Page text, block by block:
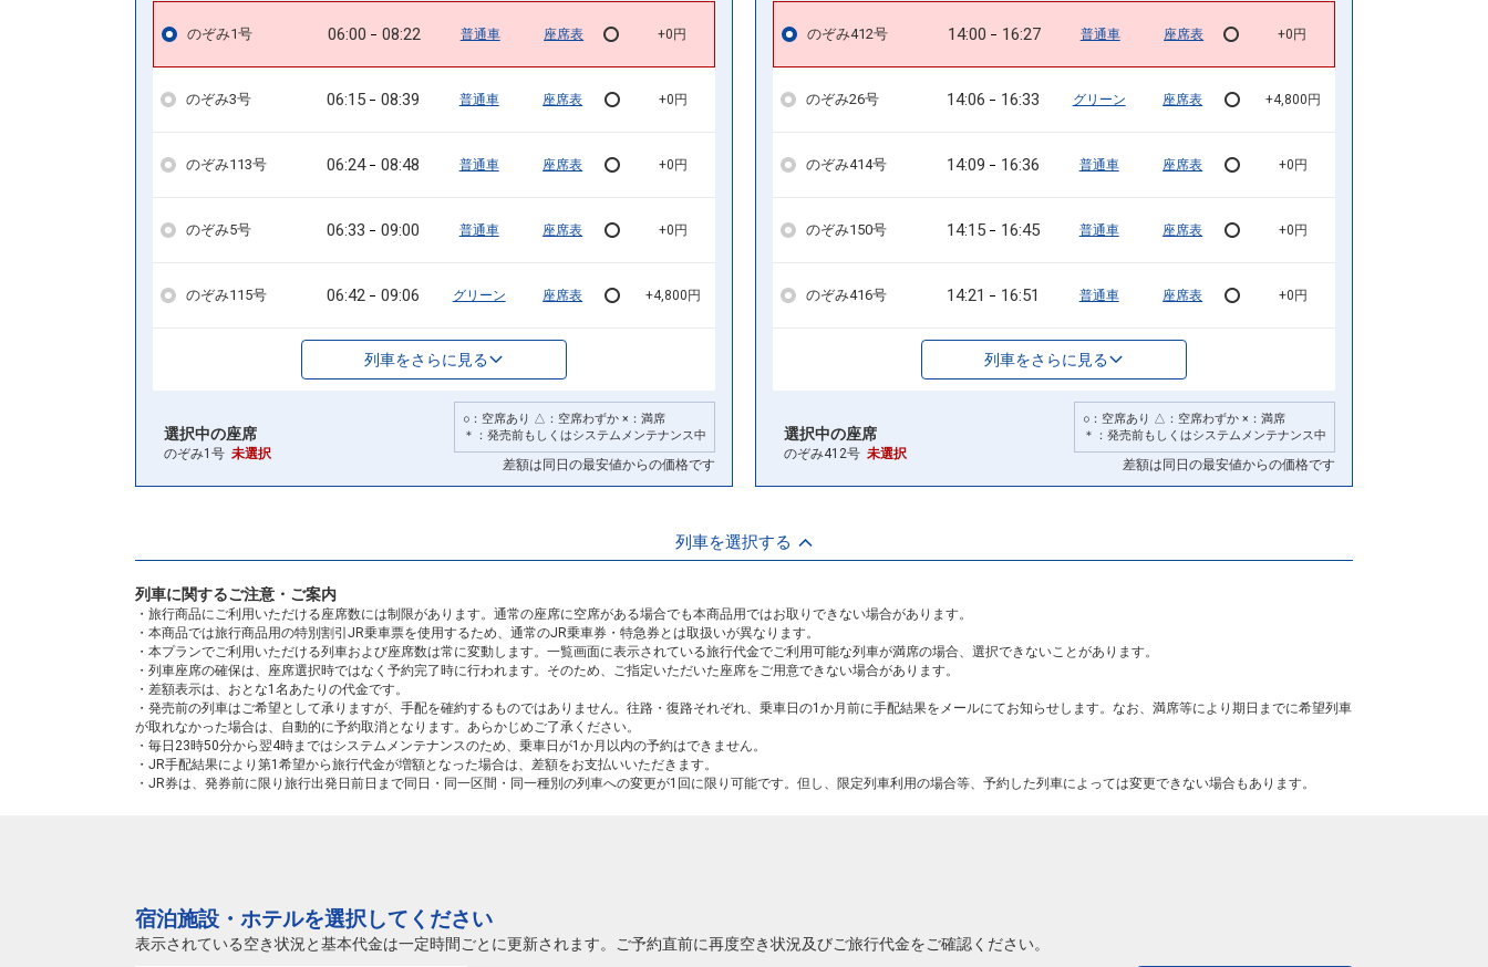
のぞみ1号 06:00 08:22 普通車 座席表 +0円
のぞみ3号 06:15 08:39 普通車 座席表 +0円
のぞみ113号 06:24 08:48 普通車 座席表 +0円
のぞみ5号 06:33 09:00 普通車 座席表 +0円
のぞみ115号 06:42 09:06 グリーン 座席表 +4,800円
列車をさらに見る
○：空席あり △：空席わずか ×：満席
＊：発売前もしくはシステムメンテナンス中
差額は同日の最安値からの価格です
選択中の座席
のぞみ1号 未選択
のぞみ412号 14:00 16:27 普通車 座席表 +0円
のぞみ26号 14:06 16:33 グリーン 座席表 +4,800円
のぞみ414号 14:09 16:36 普通車 座席表 +0円
のぞみ150号 14:15 16:45 普通車 座席表 +0円
のぞみ416号 14:21 16:51 普通車 座席表 +0円
列車をさらに見る
○：空席あり △：空席わずか ×：満席
＊：発売前もしくはシステムメンテナンス中
差額は同日の最安値からの価格です
選択中の座席
のぞみ412号 未選択
列車を選択する
列車に関するご注意・ご案内
・旅行商品にご利用いただける座席数には制限があります。通常の座席に空席がある場合でも本商品用ではお取りできない場合があります。
・本商品では旅行商品用の特別割引JR乗車票を使用するため、通常のJR乗車券・特急券とは取扱いが異なります。
・本プランでご利用いただける列車および座席数は常に変動します。一覧画面に表示されている旅行代金でご利用可能な列車が満席の場合、選択できないことがあります。
・列車座席の確保は、座席選択時ではなく予約完了時に行われます。そのため、ご指定いただいた座席をご用意できない場合があります。
・差額表示は、おとな1名あたりの代金です。
・発売前の列車はご希望として承りますが、手配を確約するものではありません。往路・復路それぞれ、乗車日の1か月前に手配結果をメールにてお知らせします。なお、満席等により期日までに希望列車
が取れなかった場合は、自動的に予約取消となります。あらかじめご了承ください。
・毎日23時50分から翌4時まではシステムメンテナンスのため、乗車日が1か月以内の予約はできません。
・JR手配結果により第1希望から旅行代金が増額となった場合は、差額をお支払いいただきます。
・JR券は、発券前に限り旅行出発日前日まで同日・同一区間・同一種別の列車への変更が1回に限り可能です。但し、限定列車利用の場合等、予約した列車によっては変更できない場合もあります。
宿泊施設・ホテルを選択してください
表示されている空き状況と基本代金は一定時間ごとに更新されます。ご予約直前に再度空き状況及びご旅行代金をご確認ください。